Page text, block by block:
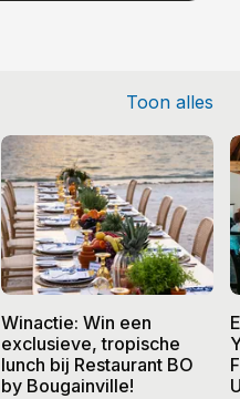
Toon alles
Winactie: Win een
exclusieve, tropische
lunch bij Restaurant BO
by Bougainville!